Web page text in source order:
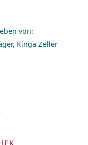
von:
Kinga Zeller